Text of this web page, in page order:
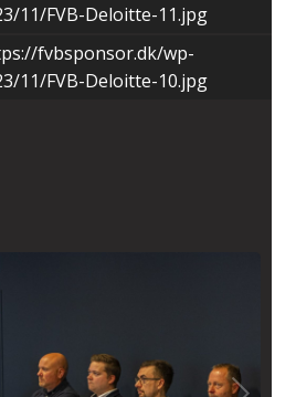
11/FVB-Deloitte-11.jpg
fvbsponsor.dk/wp-
11/FVB-Deloitte-10.jpg